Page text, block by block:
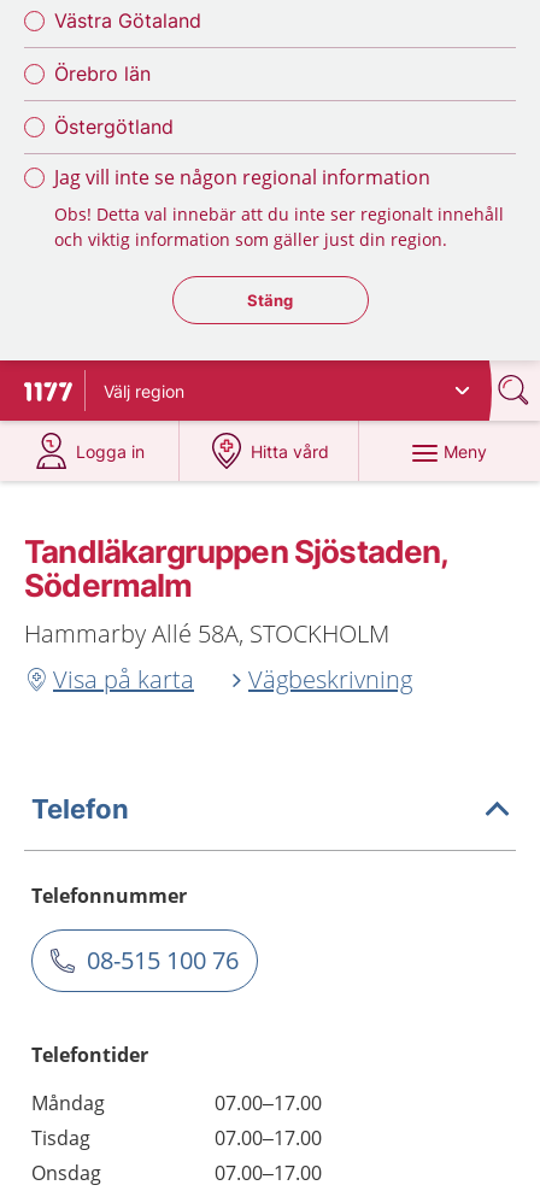
Västra Götaland
Örebro län
Östergötland
Jag vill inte se någon regional information
Obs! Detta val innebär att du inte ser regionalt innehåll
och viktig information som gäller just din region.
Stäng regionsväljaren
Stäng
Till startsidan för 1177
Välj region
Logga in
på 1177.se
Hitta vård
på 1177.se
Meny
Tandläkargruppen Sjöstaden,
Södermalm
Hammarby Allé 58A, STOCKHOLM
Visa på karta
Vägbeskrivning
Telefon
Telefonnummer
08-515 100 76
Telefontider
Måndag
07.00–17.00
Tisdag
07.00–17.00
Onsdag
07.00–17.00